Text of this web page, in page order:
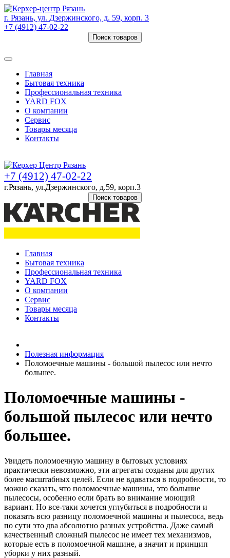
г. Рязань, ул. Дзержинского, д. 59, корп. 3
+7 (4912) 47-02-22
Поиск товаров
Главная
Бытовая техника
Профессиональная техника
YARD FOX
О компании
Сервис
Товары месяца
Контакты
+7 (4912) 47-02-22
г.Рязань, ул.Дзержинского, д.59, корп.3
Поиск товаров
Главная
Бытовая техника
Профессиональная техника
YARD FOX
О компании
Сервис
Товары месяца
Контакты
Полезная информация
Поломоечные машины - большой пылесос или нечто
большее.
Поломоечные машины -
большой пылесос или нечто
большее.
Увидеть поломоечную машину в бытовых условиях
практически невозможно, эти агрегаты созданы для других
более масштабных целей. Если не вдаваться в подробности, то
можно сказать, что поломоечные машины, это большие
пылесосы, особенно если брать во внимание моющий
вариант. Но все-таки хочется углубиться в подробности и
показать всю разницу поломоечной машины и пылесоса, ведь
по сути это два абсолютно разных устройства. Даже самый
качественный сложный пылесос не имеет тех механизмов,
которые есть в поломоечной машине, а значит и принцип
уборки у них разный.